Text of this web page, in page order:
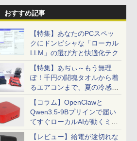
おすすめ記事
【特集】あなたのPCスペッ
クにドンピシャな「ローカル
LLM」の選び方と快適化テク
【特集】あぢぃ～もう無理
ぽ！千円の闘魂タオルから着
るエアコンまで、夏の冷感グ
ッズ一挙紹介
【コラム】OpenClawと
Qwen3.5-9Bプリインで届い
てすぐローカルAIが動くミニ
PC「SER9 Pro」
【レビュー】給電が途切れな
チワイド液晶
系で品番は店
枠部分はなる
びます！
付属】【30
＼本日限定500円値下げ／＼
楽天1位！2026年最新の超軽
量超薄型／モバイルモニター
15.6インチ フルHD 4K
144Hz タッチパネル バッテ
リー内蔵 無線接続 12モデル
選択 非光沢 IPSパネル Type-
C HDMI 軽量 薄型 リモート
ワーク ディスプレイ 持ち運
び ポータブルモニター
￥12,480
＼セール中
リーンハウ
ニター ディ
ト 23.8型
1920x1080
ミングディ
ー 液晶
ELCG238B-
￥19,980
【電
真人 ]
信じていた仲間達にダ
ンジョン奥地で殺され
かけたがギフト『無限
ガチャ』でレベル9999
の仲間達を手に入れて
元パーティーメンバー
と世界に復讐＆『ざま
ぁ！』します！【電子
書籍】
￥792
楽譜 【取寄品】吹奏楽
セレクション 豊臣兄
弟！メインテーマ
〔Grade 3．5〕【沖
縄・離島以外送料無
料】
￥6,490